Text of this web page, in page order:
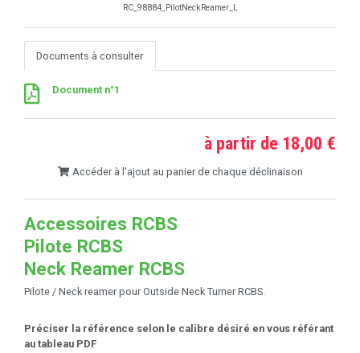
RC_98884_PilotNeckReamer_L
Documents à consulter
Document n°1
à partir de 18,00 €
Accéder à l'ajout au panier de chaque déclinaison
Accessoires RCBS
Pilote RCBS
Neck Reamer RCBS
Pilote / Neck reamer pour Outside Neck Turner RCBS.
Préciser la référence selon le calibre désiré en vous référant
au tableau PDF